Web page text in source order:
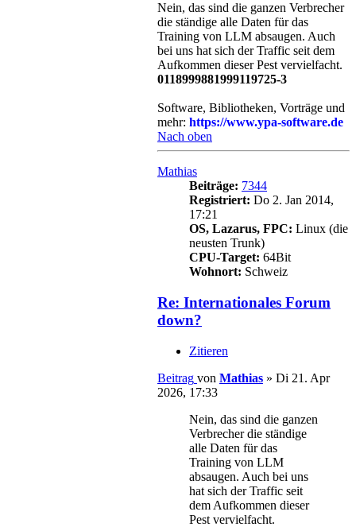
Nein, das sind die ganzen Verbrecher
die ständige alle Daten für das
Training von LLM absaugen. Auch
bei uns hat sich der Traffic seit dem
Aufkommen dieser Pest vervielfacht.
0118999881999119725-3
Software, Bibliotheken, Vorträge und
mehr: https://www.ypa-software.de
Nach oben
Mathias
Beiträge: 7344
Registriert: Do 2. Jan 2014,
17:21
OS, Lazarus, FPC: Linux (die
neusten Trunk)
CPU-Target: 64Bit
Wohnort: Schweiz
Re: Internationales Forum
down?
Zitieren
Beitrag von Mathias » Di 21. Apr
2026, 17:33
Nein, das sind die ganzen
Verbrecher die ständige
alle Daten für das
Training von LLM
absaugen. Auch bei uns
hat sich der Traffic seit
dem Aufkommen dieser
Pest vervielfacht.